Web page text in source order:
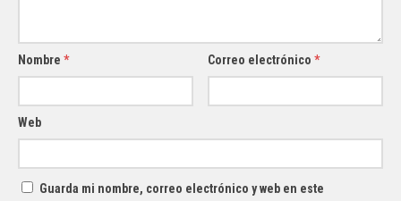
Nombre * Correo electrónico*
Web
Guarda mi nombre, correo electrónico y web en este